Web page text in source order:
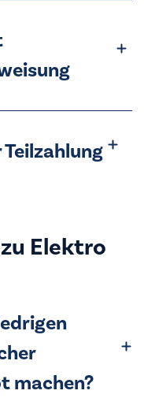
Elektro
machen?